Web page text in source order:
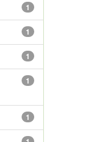
1
1
1
1
1